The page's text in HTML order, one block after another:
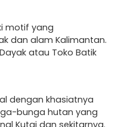
motif yang
dan alam Kalimantan.
atau Toko Batik
dengan khasiatnya
bunga hutan yang